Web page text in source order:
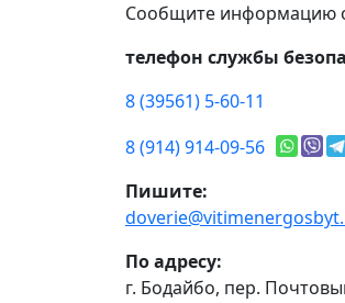
Сообщите информацию
телефон службы
8 (39561) 5-60-11
8 (914) 914-09-56
Пишите:
По адресу:
г. Бодайбо, пер.